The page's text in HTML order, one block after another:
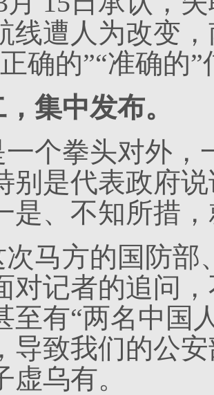
线遭人为改变
确的”“准确的
集中发布。
一个拳头对外，
别是代表政府
是、不知所措
次马方的国防部
对记者的追问
至有“两名中国
导致我们的公
虚乌有。